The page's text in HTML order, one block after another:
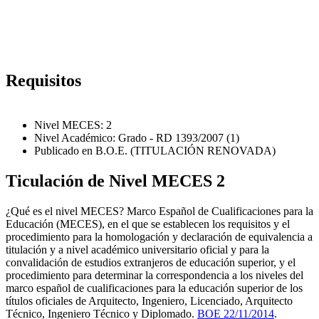
Requisitos
Nivel MECES: 2
Nivel Académico: Grado - RD 1393/2007 (1)
Publicado en B.O.E. (TITULACIÓN RENOVADA)
Ticulación de Nivel MECES 2
¿Qué es el nivel MECES? Marco Español de Cualificaciones para la
Educación (MECES), en el que se establecen los requisitos y el
procedimiento para la homologación y declaración de equivalencia a
titulación y a nivel académico universitario oficial y para la
convalidación de estudios extranjeros de educación superior, y el
procedimiento para determinar la correspondencia a los niveles del
marco español de cualificaciones para la educación superior de los
títulos oficiales de Arquitecto, Ingeniero, Licenciado, Arquitecto
Técnico, Ingeniero Técnico y Diplomado. BOE 22/11/2014.